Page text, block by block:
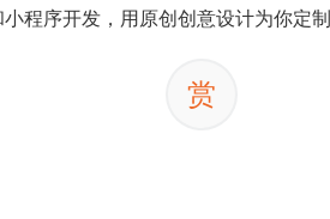
程序开发，用原创创意设计为你定制
赏